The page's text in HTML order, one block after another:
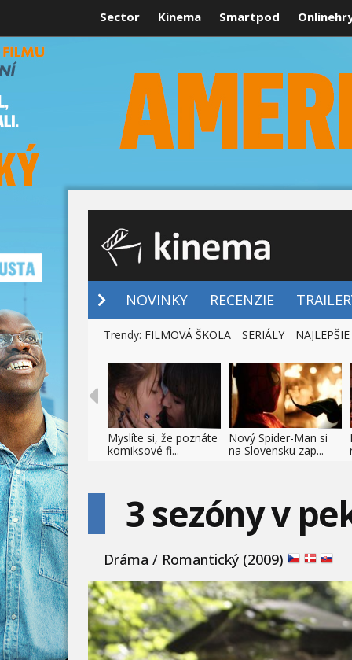
Sector Kinema Smartpod
NOVINKY RECENZIE
Trendy: FILMOVÁ ŠKOLA SERIÁLY
Myslíte si, že poznáte
komiksové fi...
Nový Spider-Man si
na Slovensku zap...
3 sezóny v
Dráma / Romantický (2009)